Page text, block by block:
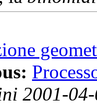
2001-